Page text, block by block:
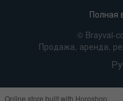
Полная
© Brayval-
Продажа, аренда,
Online store built with Horoshop